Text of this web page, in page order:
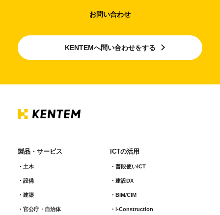
お問い合わせ
KENTEMへ問い合わせをする
製品・サービス
土木
設備
建築
官公庁・自治体
ICTの活用
普段使いICT
建設DX
BIM/CIM
i-Construction